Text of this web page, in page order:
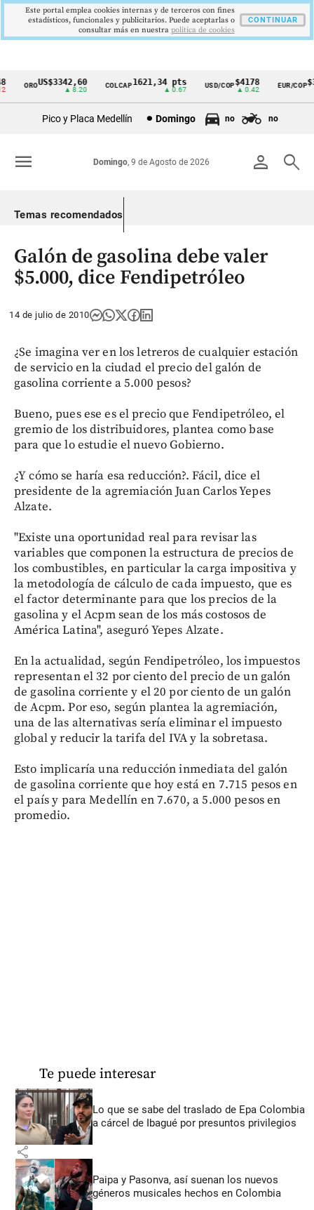
Cintillo
Colombia
OROUS$3342,60
▲ 8.20
COLCAP1621,34 pts
▲ 0.67
USD/COP$4178
▲ 0.42
EUR/COP
Pico y Placa Medellín Domingo no no
person search
Domingo, 9 de Agosto de 2026
menu
Temas recomendados
Galón de gasolina debe valer
$5.000, dice Fendipetróleo
14 de julio de 2010
¿Se imagina ver en los letreros de cualquier estación
de servicio en la ciudad el precio del galón de
gasolina corriente a 5.000 pesos?
Bueno, pues ese es el precio que Fendipetróleo, el
gremio de los distribuidores, plantea como base
para que lo estudie el nuevo Gobierno.
¿Y cómo se haría esa reducción?. Fácil, dice el
presidente de la agremiación Juan Carlos Yepes
Alzate.
"Existe una oportunidad real para revisar las
variables que componen la estructura de precios de
los combustibles, en particular la carga impositiva y
la metodología de cálculo de cada impuesto, que es
el factor determinante para que los precios de la
gasolina y el Acpm sean de los más costosos de
América Latina", aseguró Yepes Alzate.
En la actualidad, según Fendipetróleo, los impuestos
representan el 32 por ciento del precio de un galón
de gasolina corriente y el 20 por ciento de un galón
de Acpm. Por eso, según plantea la agremiación,
una de las alternativas sería eliminar el impuesto
global y reducir la tarifa del IVA y la sobretasa.
Esto implicaría una reducción inmediata del galón
de gasolina corriente que hoy está en 7.715 pesos en
el país y para Medellín en 7.670, a 5.000 pesos en
promedio.
Te puede interesar
Lo que se sabe del traslado de Epa Colombia
a cárcel de Ibagué por presuntos privilegios
share
Paipa y Pasonva, así suenan los nuevos
géneros musicales hechos en Colombia
Este portal emplea cookies internas y de terceros con fines
estadísticos, funcionales y publicitarios. Puede aceptarlas o
consultar más en nuestra politica de cookies
CONTINUAR